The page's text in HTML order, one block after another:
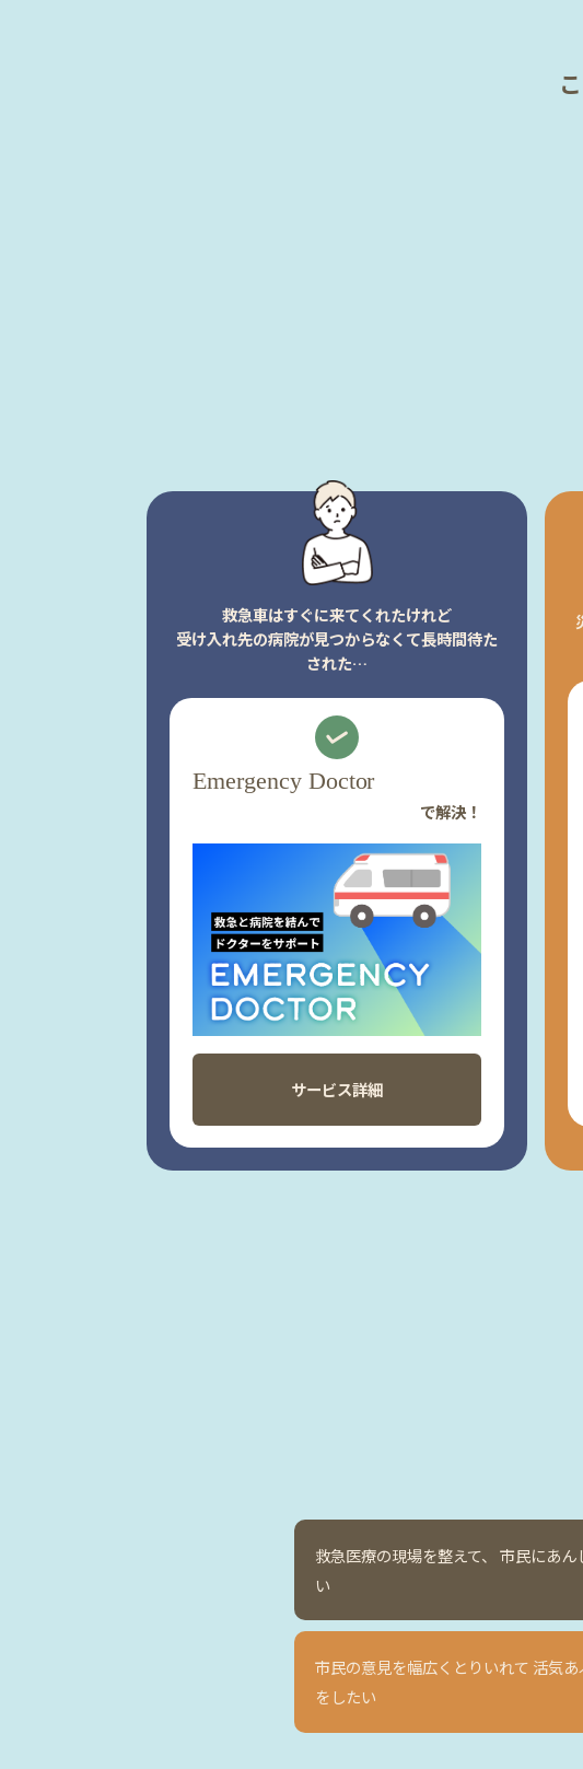
救急車はすぐに来てくれたけれど
受け入れ先の病院が見つからなくて長時間待た
された…
で解決！
サービス詳細
救急医療の現場を整えて、 市民にあん
い
市民の意見を幅広くとりいれて 活気
をしたい